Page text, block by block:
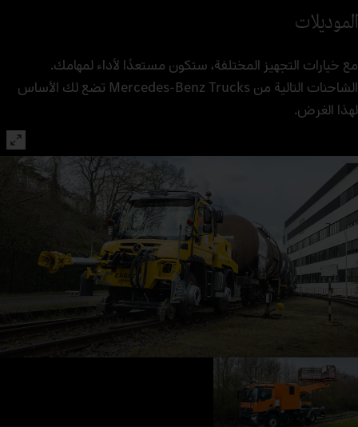
الموديلات
مع خيارات التجهيز المختلفة، ستكون مستعدًا لأداء لمهامك.
الشاحنات التالية من Mercedes-Benz Trucks تضع لك الأساس
لهذا الغرض.